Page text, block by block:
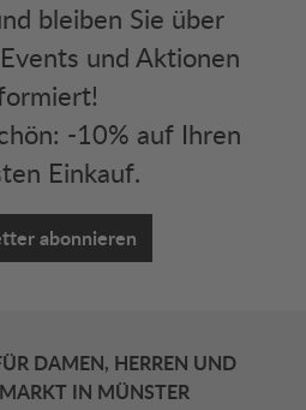
bleiben Sie über
und Aktionen
-10% auf Ihren
Einkauf.
abonnieren
DAMEN, HERREN UND
IN MÜNSTER